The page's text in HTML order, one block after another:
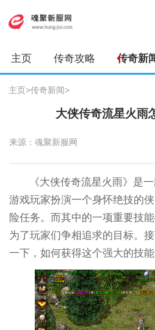
主页 传奇攻略 传奇新
主页>传奇新闻>
大侠传奇流星火雨
来源：魂聚新服网
《大侠传奇流星火雨》是
游戏玩家扮演一个身怀绝技的
险任务。而其中的一项重要技
为了玩家们争相追求的目标。
一下，如何获得这个强大的技能